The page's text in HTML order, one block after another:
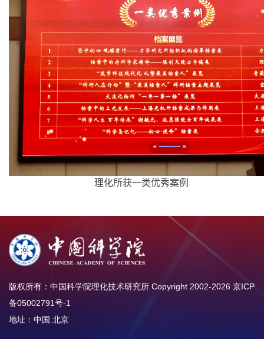
理化所获一类优秀案例
版权所有：中国科学院理化技术研究所 Copyright 2002-2026 京ICP
备05002791号-1
地址：中国.北京